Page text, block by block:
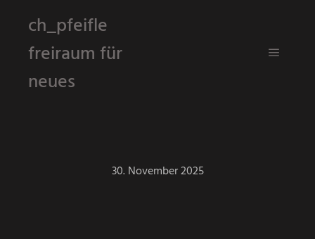
ch_pfeifle
freiraum für
neues
30. November 2025